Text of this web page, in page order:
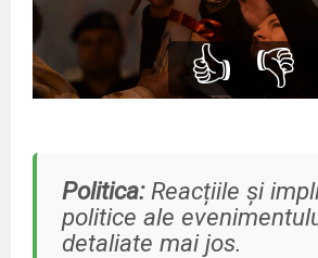
👍 👎
Politica:Reacțiile și
politice ale
detaliate mai jos.